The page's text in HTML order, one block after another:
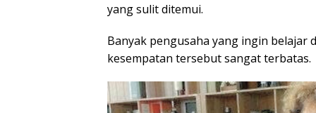
yang sulit ditemui.
Banyak pengusaha yang ingin belajar
kesempatan tersebut sangat terbatas.